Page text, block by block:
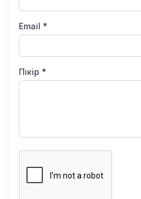
Email *
Пікір *